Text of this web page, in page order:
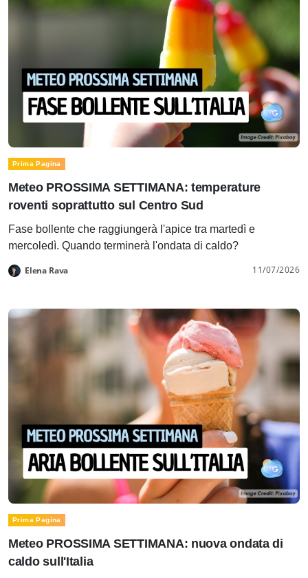
Prima Pagina
Meteo PROSSIMA SETTIMANA: temperature
roventi soprattutto sul Centro Sud
Fase bollente che raggiungerà l'apice tra martedì e
mercoledì. Quando terminerà l'ondata di caldo?
Elena Rava 11/07/2026
Prima Pagina
Meteo PROSSIMA SETTIMANA: nuova ondata di
caldo sull'Italia